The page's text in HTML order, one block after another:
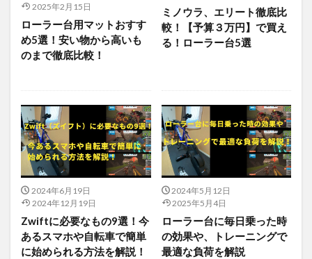
2025年2月15日
ローラー台用マットおすす
め5選！安い物から高いも
のまで徹底比較！
ミノウラ、エリート徹底比
較！【予算３万円】で買え
る！ローラー台5選
2024年6月19日
2024年12月19日
Zwiftに必要なもの9選！今
あるスマホや自転車で簡単
に始められる方法を解説！
2024年5月12日
2025年5月4日
ローラー台に毎日乗った時
の効果や、トレーニングで
最適な負荷を解説